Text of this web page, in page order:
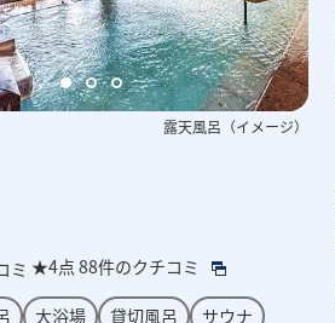
露天風呂（イメージ）
露天風呂（イメージ）
★4点 88件のクチコミ
大浴場 貸切風呂
サウナ